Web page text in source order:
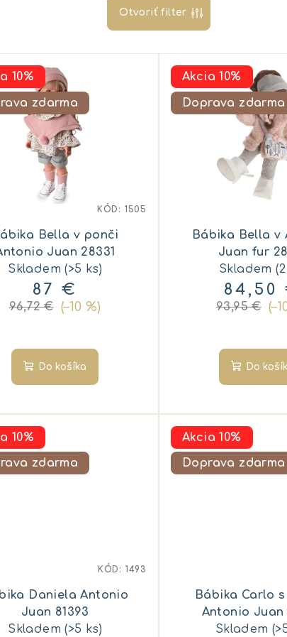
Otvoriť filter
10%
zdarma
Bella v ponči
Juan 28331
Skladem(>5 ks)
87 €
96,72 € (–10 %)
Do košíka
KÓD: 1505
Akcia 10%
Doprava zdarma
Bábika Bella v
Juan fur
Skladem
84,50
93,95 €
Do
10%
zdarma
Daniela Antonio
Juan 81393
Skladem(>5 ks)
KÓD: 1493
Akcia 10%
Doprava zdarma
Bábika Carlo
Antonio Juan
Skladem